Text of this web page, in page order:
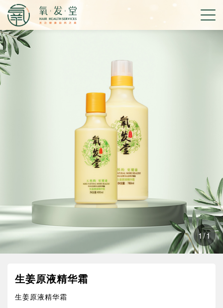
1/1
生姜原液精华霜
生姜原液精华霜